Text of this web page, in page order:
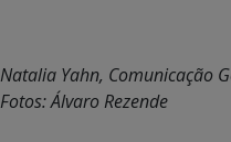
Natalia Yahn, Comunicação
Fotos: Álvaro Rezende